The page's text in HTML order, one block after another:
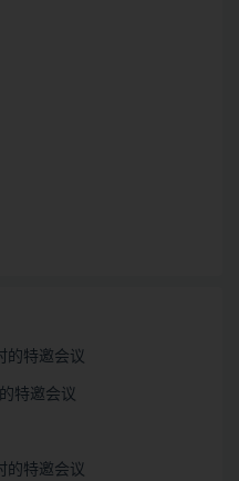
的特邀会议
特邀会议
的特邀会议